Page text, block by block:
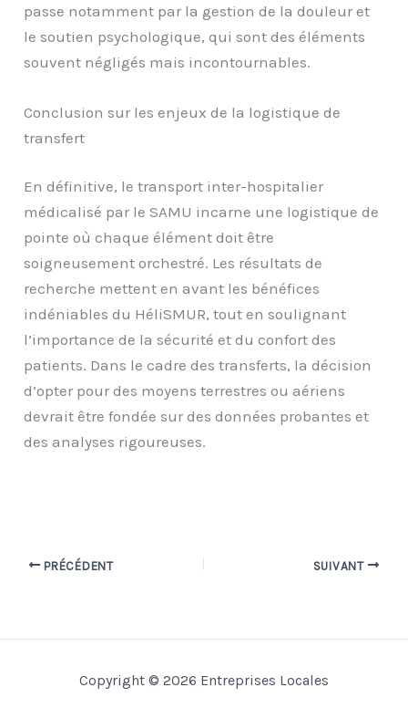
passe notamment par la gestion de la douleur et
le soutien psychologique, qui sont des éléments
souvent négligés mais incontournables.
Conclusion sur les enjeux de la logistique de
transfert
En définitive, le transport inter-hospitalier
médicalisé par le SAMU incarne une logistique de
pointe où chaque élément doit être
soigneusement orchestré. Les résultats de
recherche mettent en avant les bénéfices
indéniables du HéliSMUR, tout en soulignant
l’importance de la sécurité et du confort des
patients. Dans le cadre des transferts, la décision
d’opter pour des moyens terrestres ou aériens
devrait être fondée sur des données probantes et
des analyses rigoureuses.
PRÉCÉDENT SUIVANT
Copyright © 2026 Entreprises Locales